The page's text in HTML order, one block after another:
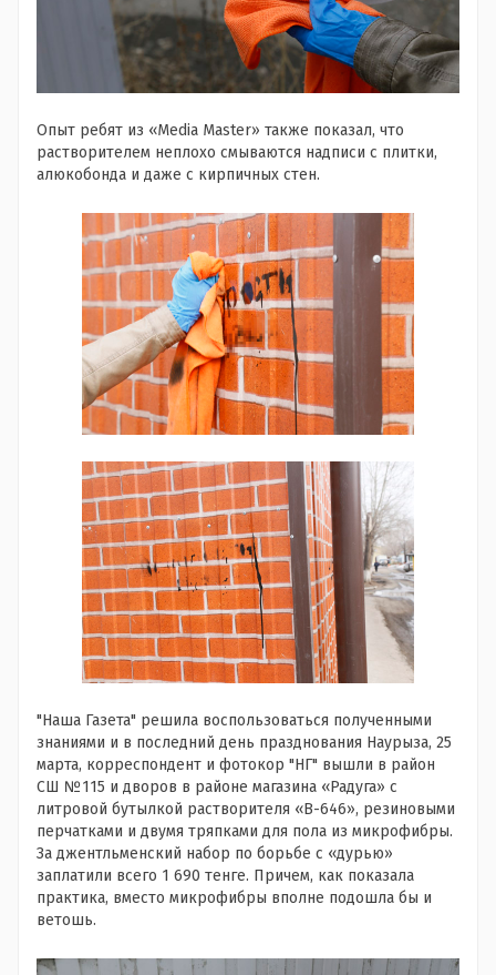
Опыт ребят из «Media Master» также показал, что
растворителем неплохо смываются надписи с плитки,
алюкобонда и даже с кирпичных стен.
"Наша Газета" решила воспользоваться полученными
знаниями и в последний день празднования Наурыза, 25
марта, корреспондент и фотокор "НГ" вышли в район
СШ №115 и дворов в районе магазина «Радуга» с
литровой бутылкой растворителя «В-646», резиновыми
перчатками и двумя тряпками для пола из микрофибры.
За джентльменский набор по борьбе с «дурью»
заплатили всего 1 690 тенге. Причем, как показала
практика, вместо микрофибры вполне подошла бы и
ветошь.